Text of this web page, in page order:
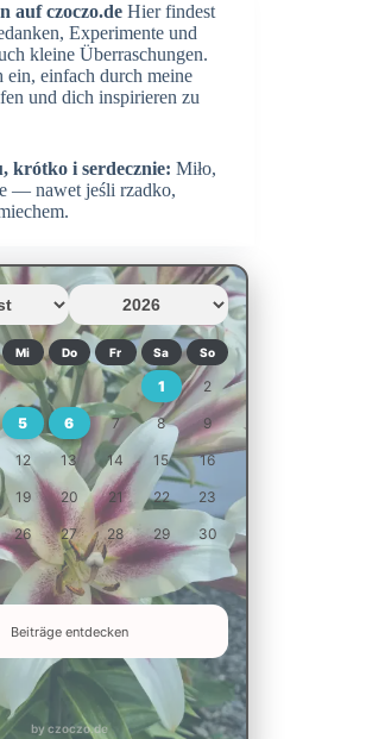
auf czoczo.de Hier findest
Experimente und
kleine Überraschungen.
ein, einfach durch meine
und dich inspirieren zu
krótko i serdecznie: Miło,
— nawet jeśli rzadko,
Mi Do Fr Sa So
1 2
5 6 7 8 9
12 13 14 15 16
19 20 21 22 23
26 27 28 29 30
Beiträge entdecken
by czoczo.de